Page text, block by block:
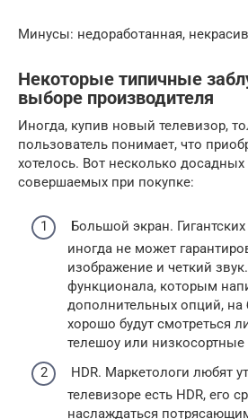
Минусы: недоработанная,
Некоторые типичные
выборе производителя
Иногда, купив новый телевизор,
пользователь понимает, что
хотелось. Вот несколько
совершаемых при покупке:
Большой экран.
иногда не может
изображение и четкий
функционала, которым
дополнительных опций,
хорошо будут смотреться
телешоу или
HDR. Маркетологи любят
телевизоре есть HDR, его
наслаждаться